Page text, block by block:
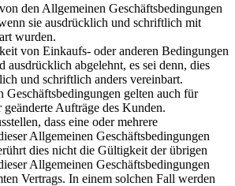
den Allgemeinen Geschäftsbedingungen
sie ausdrücklich und schriftlich mit
wurden.
von Einkaufs- oder anderen Bedingungen
ausdrücklich abgelehnt, es sei denn, dies
und schriftlich anders vereinbart.
Geschäftsbedingungen gelten auch für
geänderte Aufträge des Kunden.
dass eine oder mehrere
Allgemeinen Geschäftsbedingungen
dies nicht die Gültigkeit der übrigen
Allgemeinen Geschäftsbedingungen
Vertrags. In einem solchen Fall werden